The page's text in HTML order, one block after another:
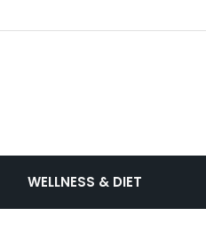
WELLNESS & DIET